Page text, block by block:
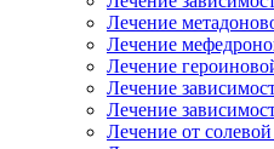
Лечение
Лечение
Лечение
Лечение
Лечение
Лечение от